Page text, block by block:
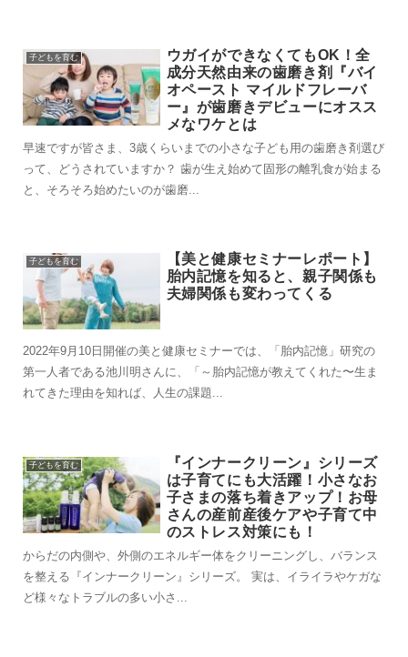
子どもを育む
ウガイができなくてもOK！全
成分天然由来の歯磨き剤『バイ
オペースト マイルドフレーバ
ー』が歯磨きデビューにオスス
メなワケとは
早速ですが皆さま、3歳くらいまでの小さな子ども用の歯磨き剤選び
って、どうされていますか？ 歯が生え始めて固形の離乳食が始まる
と、そろそろ始めたいのが歯磨...
子どもを育む
【美と健康セミナーレポート】
胎内記憶を知ると、親子関係も
夫婦関係も変わってくる
2022年9月10日開催の美と健康セミナーでは、「胎内記憶」研究の
第一人者である池川明さんに、「～胎内記憶が教えてくれた〜生ま
れてきた理由を知れば、人生の課題...
子どもを育む
『インナークリーン』シリーズ
は子育てにも大活躍！小さなお
子さまの落ち着きアップ！お母
さんの産前産後ケアや子育て中
のストレス対策にも！
からだの内側や、外側のエネルギー体をクリーニングし、バランス
を整える『インナークリーン』シリーズ。 実は、イライラやケガな
ど様々なトラブルの多い小さ...